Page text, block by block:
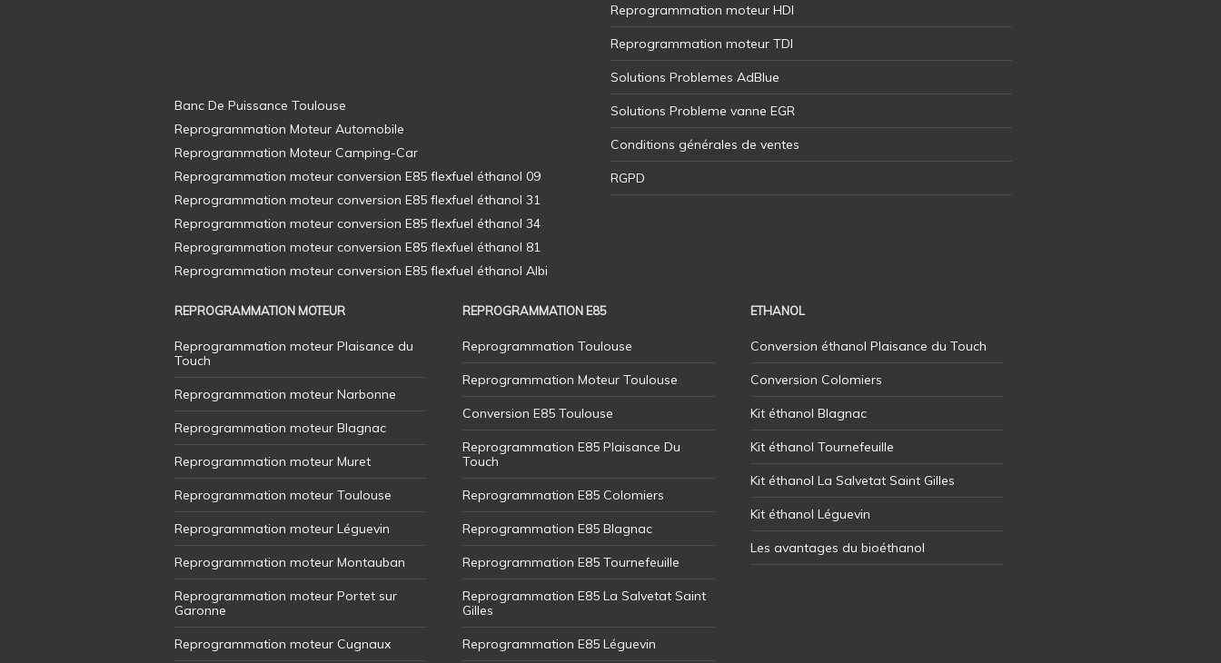
Reprogrammation moteur HDI
Reprogrammation moteur TDI
Solutions Problemes AdBlue
Solutions Probleme vanne EGR
Conditions générales de ventes
RGPD
REPROGRAMMATION MOTEUR
Reprogrammation moteur Plaisance du
Touch
Reprogrammation moteur Narbonne
Reprogrammation moteur Blagnac
Reprogrammation moteur Muret
Reprogrammation moteur Toulouse
Reprogrammation moteur Léguevin
Reprogrammation moteur Montauban
Reprogrammation moteur Portet sur
Garonne
Reprogrammation moteur Cugnaux
REPROGRAMMATION E85
Reprogrammation Toulouse
Reprogrammation Moteur Toulouse
Conversion E85 Toulouse
Reprogrammation E85 Plaisance Du
Touch
Reprogrammation E85 Colomiers
Reprogrammation E85 Blagnac
Reprogrammation E85 Tournefeuille
Reprogrammation E85 La Salvetat Saint
Gilles
Reprogrammation E85 Léguevin
ETHANOL
Conversion éthanol Plaisance du Touch
Conversion Colomiers
Kit éthanol Blagnac
Kit éthanol Tournefeuille
Kit éthanol La Salvetat Saint Gilles
Kit éthanol Léguevin
Les avantages du bioéthanol
Banc De Puissance Toulouse
Reprogrammation Moteur Automobile
Reprogrammation Moteur Camping-Car
Reprogrammation moteur conversion E85 flexfuel éthanol 09
Reprogrammation moteur conversion E85 flexfuel éthanol 31
Reprogrammation moteur conversion E85 flexfuel éthanol 34
Reprogrammation moteur conversion E85 flexfuel éthanol 81
Reprogrammation moteur conversion E85 flexfuel éthanol Albi